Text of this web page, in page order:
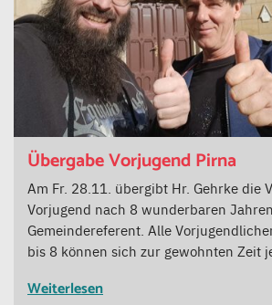
Übergabe Vorjugend Pirna
Am Fr. 28.11. übergibt Hr. Gehrke die
Vorjugend nach 8 wunderbaren
Gemeindereferent. Alle
bis 8 können sich zur gewohnten Zeit
Weiterlesen